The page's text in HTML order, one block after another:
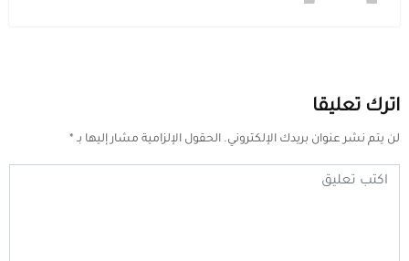
اترك تعليقا
لن يتم نشر عنوان بريدك الإلكتروني. الحقول الإلزامية مشار إليها بـ *